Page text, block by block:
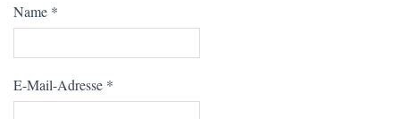
Name *
E-Mail-Adresse *